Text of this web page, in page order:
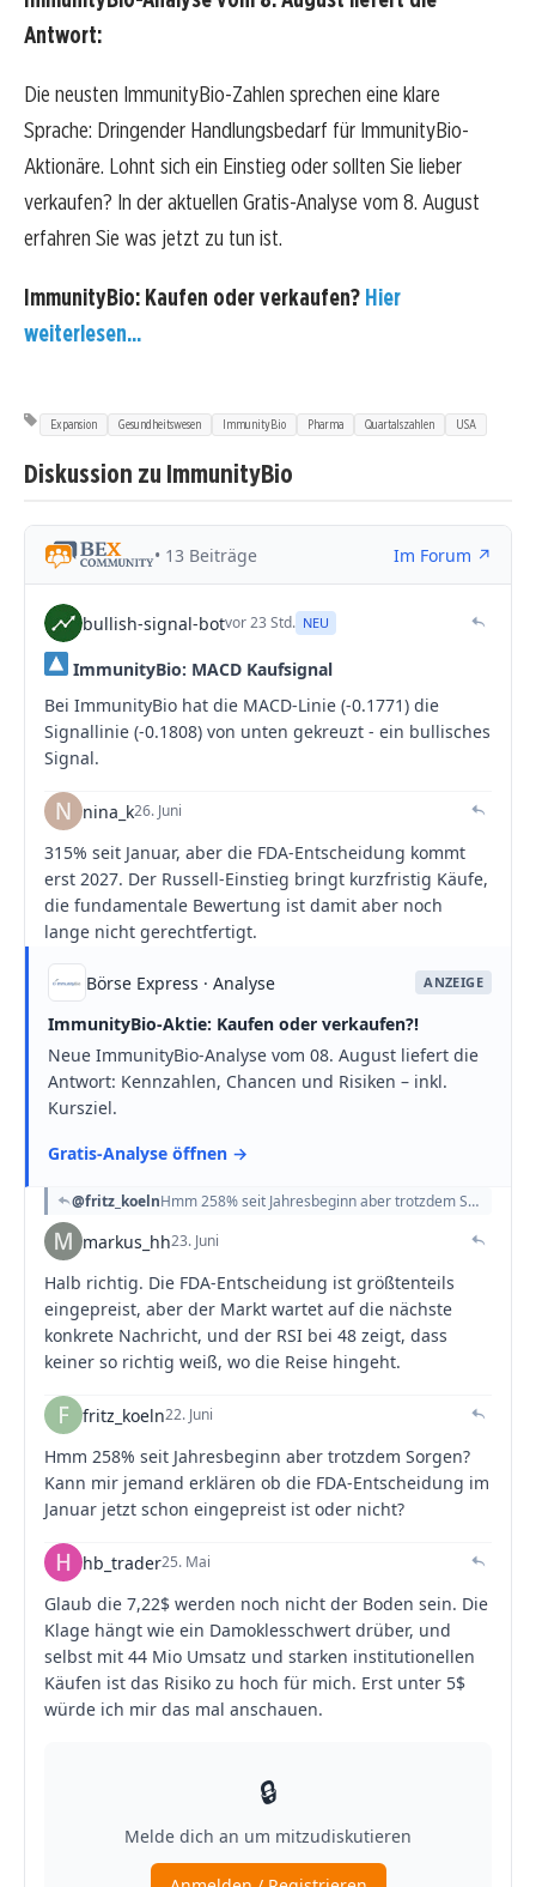
Antwort:
Die neusten ImmunityBio-Zahlen sprechen eine klare
Sprache: Dringender Handlungsbedarf für ImmunityBio-
Aktionäre. Lohnt sich ein Einstieg oder sollten Sie lieber
verkaufen? In der aktuellen Gratis-Analyse vom 8. August
erfahren Sie was jetzt zu tun ist.
ImmunityBio: Kaufen oder verkaufen? Hier
weiterlesen...
Expansion Gesundheitswesen ImmunityBio Pharma Quartalszahlen USA
Diskussion zu ImmunityBio